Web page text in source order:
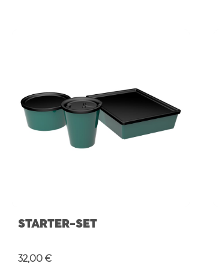
STARTER-SET
Regulärer Preis:
32,00 €